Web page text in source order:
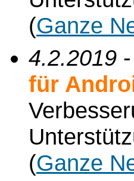
(Ganze
4.2.2019
für
(Ganze